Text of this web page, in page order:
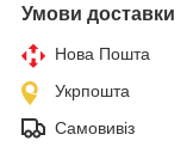
Умови доставки
Нова Пошта
Укрпошта
Самовивіз